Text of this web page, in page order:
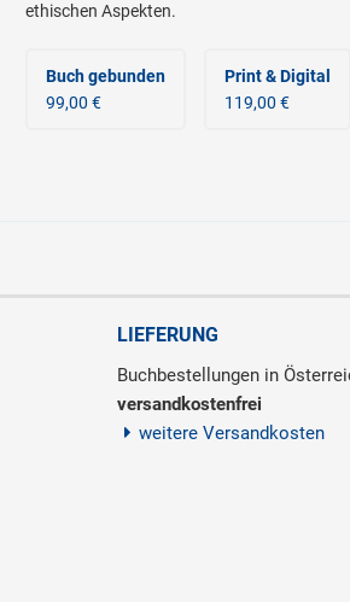
ethischen Aspekten.
Buch gebunden
99,00 €
Print & Digital
119,00 €
LIEFERUNG
Buchbestellungen in
versandkostenfrei
weitere Versandkosten